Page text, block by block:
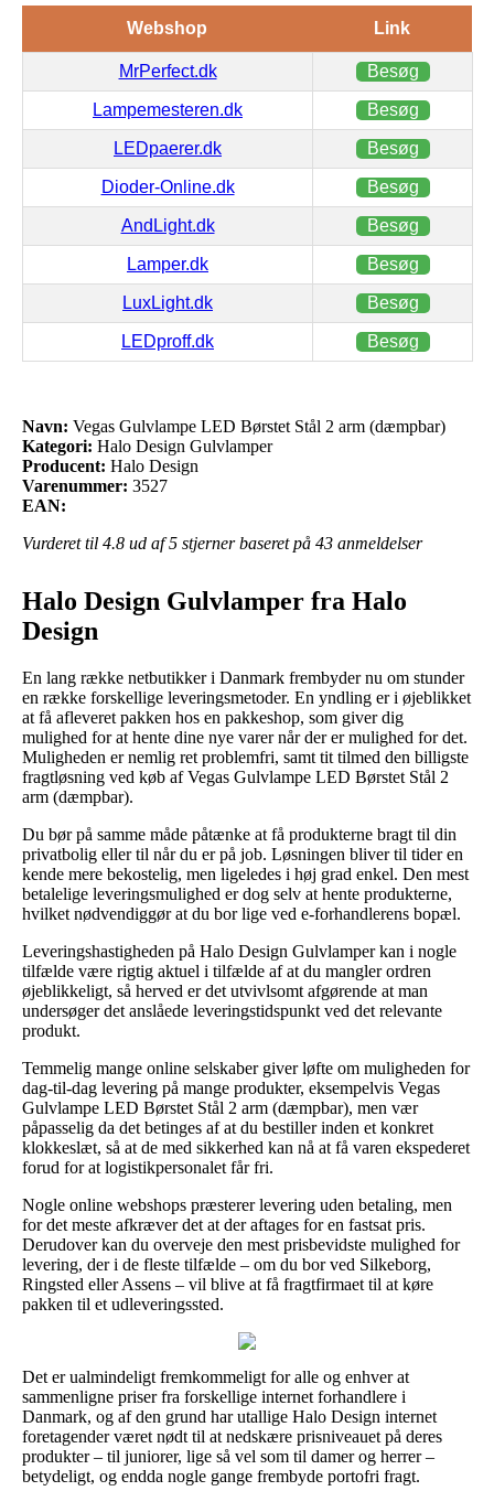
Webshop Link
MrPerfect.dk Besøg
Lampemesteren.dk Besøg
LEDpaerer.dk Besøg
Dioder-Online.dk Besøg
AndLight.dk Besøg
Lamper.dk Besøg
LuxLight.dk Besøg
LEDproff.dk Besøg
Navn: Vegas Gulvlampe LED Børstet Stål 2 arm (dæmpbar)
Kategori: Halo Design Gulvlamper
Producent: Halo Design
Varenummer: 3527
EAN:
Vurderet til 4.8 ud af 5 stjerner baseret på 43 anmeldelser
Halo Design Gulvlamper fra Halo
Design
En lang række netbutikker i Danmark frembyder nu om stunder
en række forskellige leveringsmetoder. En yndling er i øjeblikket
at få afleveret pakken hos en pakkeshop, som giver dig
mulighed for at hente dine nye varer når der er mulighed for det.
Muligheden er nemlig ret problemfri, samt tit tilmed den billigste
fragtløsning ved køb af Vegas Gulvlampe LED Børstet Stål 2
arm (dæmpbar).
Du bør på samme måde påtænke at få produkterne bragt til din
privatbolig eller til når du er på job. Løsningen bliver til tider en
kende mere bekostelig, men ligeledes i høj grad enkel. Den mest
betalelige leveringsmulighed er dog selv at hente produkterne,
hvilket nødvendiggør at du bor lige ved e-forhandlerens bopæl.
Leveringshastigheden på Halo Design Gulvlamper kan i nogle
tilfælde være rigtig aktuel i tilfælde af at du mangler ordren
øjeblikkeligt, så herved er det utvivlsomt afgørende at man
undersøger det anslåede leveringstidspunkt ved det relevante
produkt.
Temmelig mange online selskaber giver løfte om muligheden for
dag-til-dag levering på mange produkter, eksempelvis Vegas
Gulvlampe LED Børstet Stål 2 arm (dæmpbar), men vær
påpasselig da det betinges af at du bestiller inden et konkret
klokkeslæt, så at de med sikkerhed kan nå at få varen ekspederet
forud for at logistikpersonalet får fri.
Nogle online webshops præsterer levering uden betaling, men
for det meste afkræver det at der aftages for en fastsat pris.
Derudover kan du overveje den mest prisbevidste mulighed for
levering, der i de fleste tilfælde – om du bor ved Silkeborg,
Ringsted eller Assens – vil blive at få fragtfirmaet til at køre
pakken til et udleveringssted.
Det er ualmindeligt fremkommeligt for alle og enhver at
sammenligne priser fra forskellige internet forhandlere i
Danmark, og af den grund har utallige Halo Design internet
foretagender været nødt til at nedskære prisniveauet på deres
produkter – til juniorer, lige så vel som til damer og herrer –
betydeligt, og endda nogle gange frembyde portofri fragt.